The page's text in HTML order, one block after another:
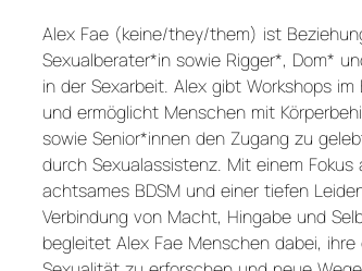
Alex Fae (keine/they/them) ist
Sexualberater*in sowie Rigger*, Dom*
in der Sexarbeit. Alex gibt Workshops im
und ermöglicht Menschen mit
sowie Senior*innen den Zugang zu
durch Sexualassistenz. Mit einem Fokus
achtsames BDSM und einer tiefen
Verbindung von Macht, Hingabe und
begleitet Alex Fae Menschen dabei, ihre